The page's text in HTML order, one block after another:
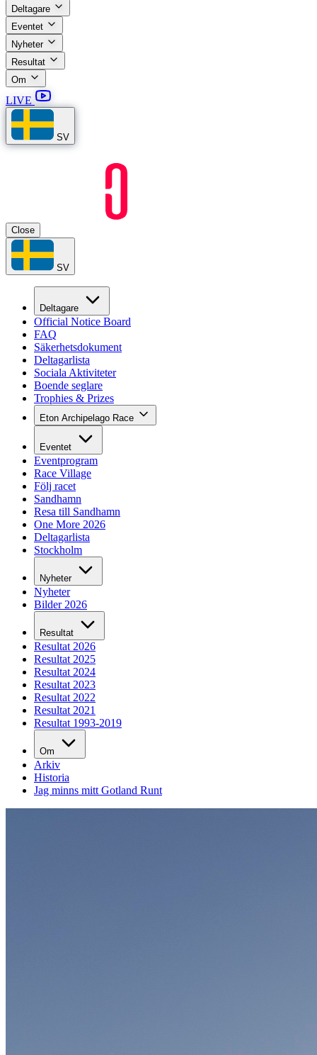
Deltagare
Eventet
Nyheter
Resultat
Om
LIVE
SV
Close
SV
Deltagare
Official Notice Board
FAQ
Säkerhetsdokument
Deltagarlista
Sociala Aktiviteter
Boende seglare
Trophies & Prizes
Eton Archipelago Race
Eventet
Eventprogram
Race Village
Följ racet
Sandhamn
Resa till Sandhamn
One More 2026
Deltagarlista
Stockholm
Nyheter
Nyheter
Bilder 2026
Resultat
Resultat 2026
Resultat 2025
Resultat 2024
Resultat 2023
Resultat 2022
Resultat 2021
Resultat 1993-2019
Om
Arkiv
Historia
Jag minns mitt Gotland Runt